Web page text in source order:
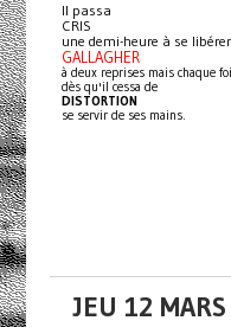
Il passa
CRIS
une demi-heure à se
GALLAGHER
à deux reprises mais chaque
dès qu'il cessa de
DISTORTION
se servir de ses mains.
JEU 12